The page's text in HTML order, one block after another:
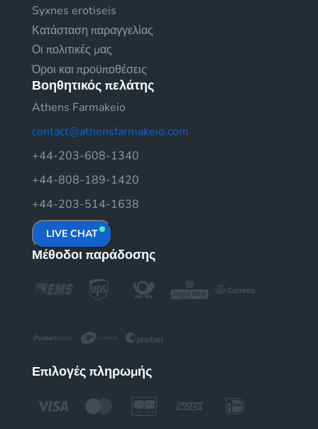
Syxnes erotiseis
Κατάσταση παραγγελίας
Οι πολιτικές μας
Όροι και προϋποθέσεις
Βοηθητικός πελάτης
Athens Farmakeio
contact@athensfarmakeio.com
+44-203-608-1340
+44-808-189-1420
+44-203-514-1638
LIVE CHAT
Μέθοδοι παράδοσης
Επιλογές πληρωμής